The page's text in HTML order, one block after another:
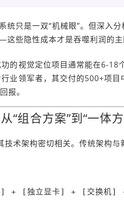
统只是一双“机械眼”。但深入
些隐性成本才是吞噬利润的主
的视觉定位项目通常能在6-
业领军者，其交付的500+项目
报。
“组合方案”到“一体
技术架构密切相关。传统架构
] + [独立显卡] + [交换机]